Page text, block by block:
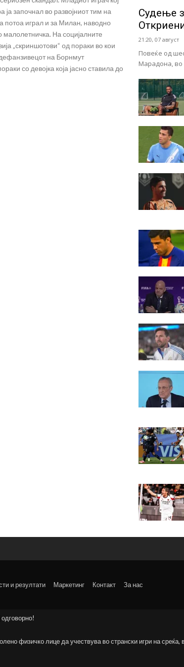
ја започнал во развојниот тим на
потоа играл и за Милан, наводно
малолетничка. На социјалните
„скриншотови“ од пораки во кои
на Борнмут
со девојка која јасно ставила до
Судење
21:20, 07 август
Повеќе од
Марадона, во
и резултати Маркетинг Контакт За нас
физичко лице да учествува во странски игри на среќа,